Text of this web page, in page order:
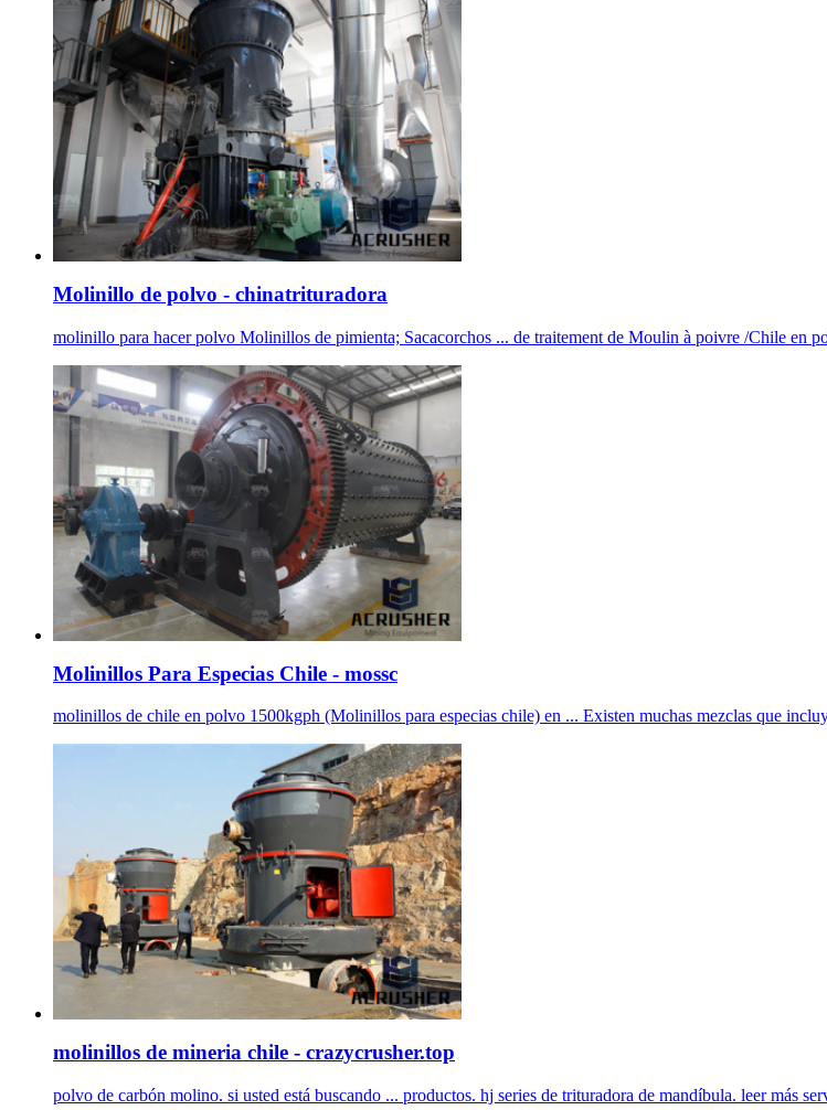
Molinillo de polvo - chinatrituradora
molinillo para hacer polvo Molinillos de pimienta; Sacacorchos ... de traitement de Moulin à poivre /Chile en
Molinillos Para Especias Chile - mossc
molinillos de chile en polvo 1500kgph (Molinillos para especias chile) en ... Existen muchas mezclas que
molinillos de mineria chile - crazycrusher.top
polvo de carbón molino. si usted está buscando ... productos. hj series de trituradora de mandíbula. leer más